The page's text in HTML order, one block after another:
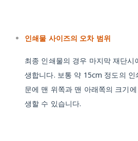
인쇄물 사이즈의 오차 범위
최종 인쇄물의 경우 마지막 재단
생합니다. 보통 약 15cm 정도의
문에 맨 위쪽과 맨 아래쪽의 크기
생할 수 있습니다.